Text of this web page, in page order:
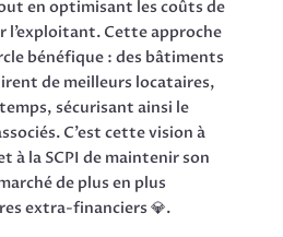
en optimisant les coûts de
Cette approche
bénéfique : des bâtiments
de meilleurs locataires,
sécurisant ainsi le
C’est cette vision à
à la SCPI de maintenir son
de plus en plus
extra-financiers 💎.